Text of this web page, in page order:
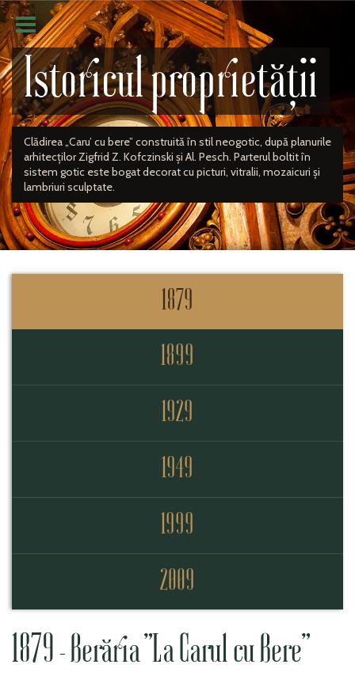
Istoricul proprietății
Clădirea „Caru’ cu bere” construită în stil neogotic, după planurile
arhitecților Zigfrid Z. Kofczinski și Al. Pesch. Parterul boltit în
sistem gotic este bogat decorat cu picturi, vitralii, mozaicuri și
lambriuri sculptate.
1879
1899
1929
1949
1999
2009
1879 – Berăria ”La Carul cu Bere”